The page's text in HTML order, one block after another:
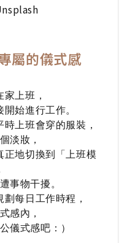
屬的儀式感
上班，
始進行工作。
上班會穿的服裝，
淡妝，
正地切換到「上班模
事物干擾。
每日工作時程，
感內，
儀式感吧：）